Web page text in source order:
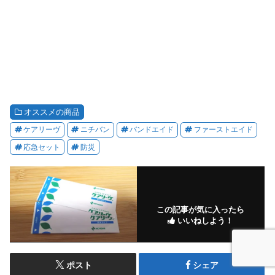
オススメの商品
ケアリーヴ ニチバン バンドエイド ファーストエイド
応急セット 防災
この記事が気に入ったら
いいねしよう！
ポスト シェア